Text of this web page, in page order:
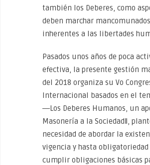
también los Deberes, como
deben marchar
inherentes a las libertades
Pasados unos años de poca
efectiva, la presente gestión
del 2018 organiza su Vo
Internacional basados en el
―Los Deberes Humanos, un
Masonería a la Sociedad‖,
necesidad de abordar la
vigencia y hasta obligatoriedad
cumplir obligaciones básicas